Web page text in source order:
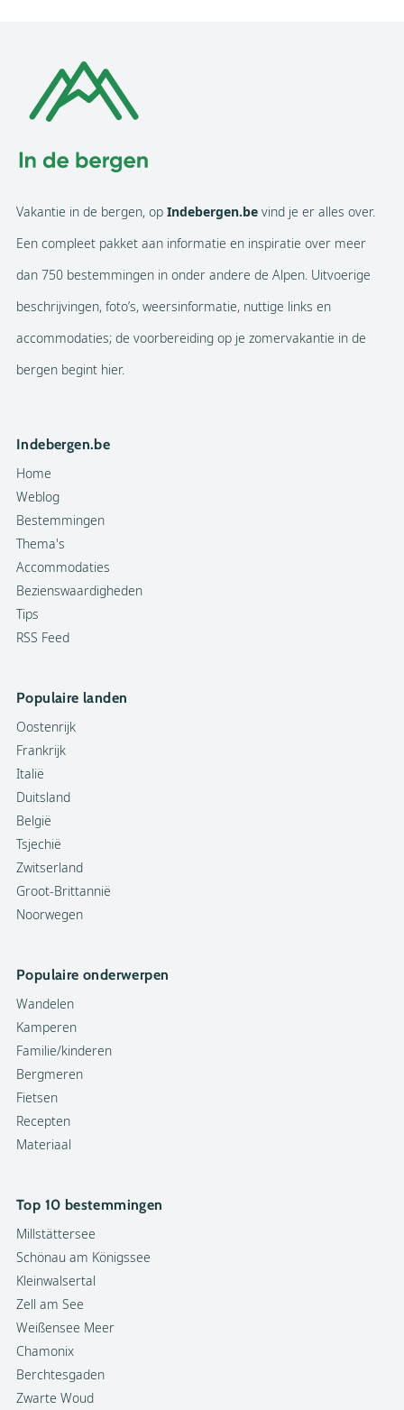
Vakantie in de bergen, op Indebergen.be vind je er alles over.
Een compleet pakket aan informatie en inspiratie over meer
dan 750 bestemmingen in onder andere de Alpen. Uitvoerige
beschrijvingen, foto’s, weersinformatie, nuttige links en
accommodaties; de voorbereiding op je zomervakantie in de
bergen begint hier.
Indebergen.be
Home
Weblog
Bestemmingen
Thema's
Accommodaties
Bezienswaardigheden
Tips
RSS Feed
Populaire landen
Oostenrijk
Frankrijk
Italië
Duitsland
België
Tsjechië
Zwitserland
Groot-Brittannië
Noorwegen
Populaire onderwerpen
Wandelen
Kamperen
Familie/kinderen
Bergmeren
Fietsen
Recepten
Materiaal
Top 10 bestemmingen
Millstättersee
Schönau am Königssee
Kleinwalsertal
Zell am See
Weißensee Meer
Chamonix
Berchtesgaden
Zwarte Woud